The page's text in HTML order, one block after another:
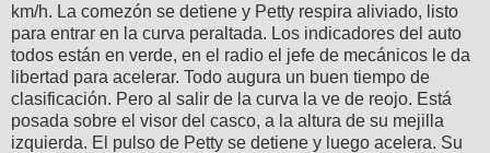
km/h. La comezón se detiene y Petty respira aliviado, listo
para entrar en la curva peraltada. Los indicadores del auto
todos están en verde, en el radio el jefe de mecánicos le da
libertad para acelerar. Todo augura un buen tiempo de
clasificación. Pero al salir de la curva la ve de reojo. Está
posada sobre el visor del casco, a la altura de su mejilla
izquierda. El pulso de Petty se detiene y luego acelera. Su